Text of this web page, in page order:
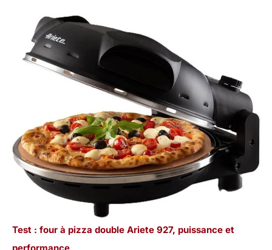
Test : four à pizza double Ariete 927, puissance et